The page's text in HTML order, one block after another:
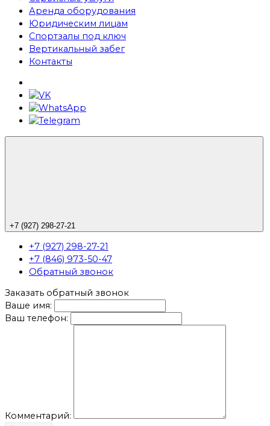
Аренда оборудования
Юридическим лицам
Спортзалы под ключ
Вертикальный забег
Контакты
+7 (927) 298-27-21
+7 (927) 298-27-21
+7 (846) 973-50-47
Обратный звонок
Заказать обратный звонок
Ваше имя:
Ваш телефон:
Комментарий: